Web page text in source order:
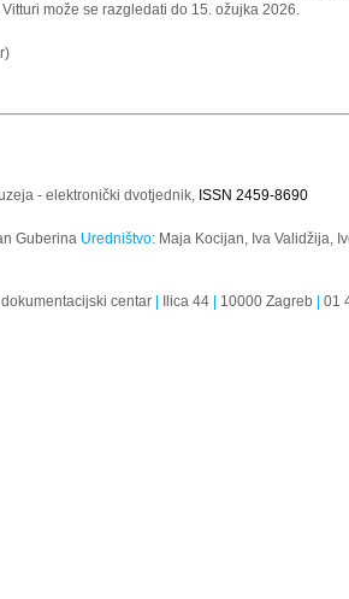
može se razgledati do 15. ožujka 2026.
- elektronički dvotjednik, ISSN 2459-8690
Guberina Uredništvo: Maja Kocijan, Iva Validžija,
centar Ilica 44 10000 Zagreb
01